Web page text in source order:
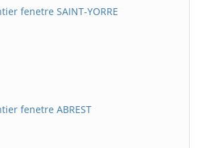
fenetre SAINT-YORRE
fenetre ABREST